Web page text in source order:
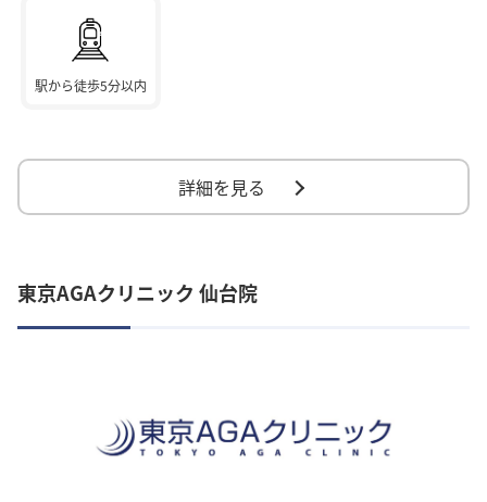
駅から徒歩5分以内
詳細を見る
東京AGAクリニック 仙台院